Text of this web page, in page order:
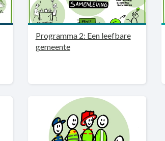
Programma 2: Een leefbare
gemeente